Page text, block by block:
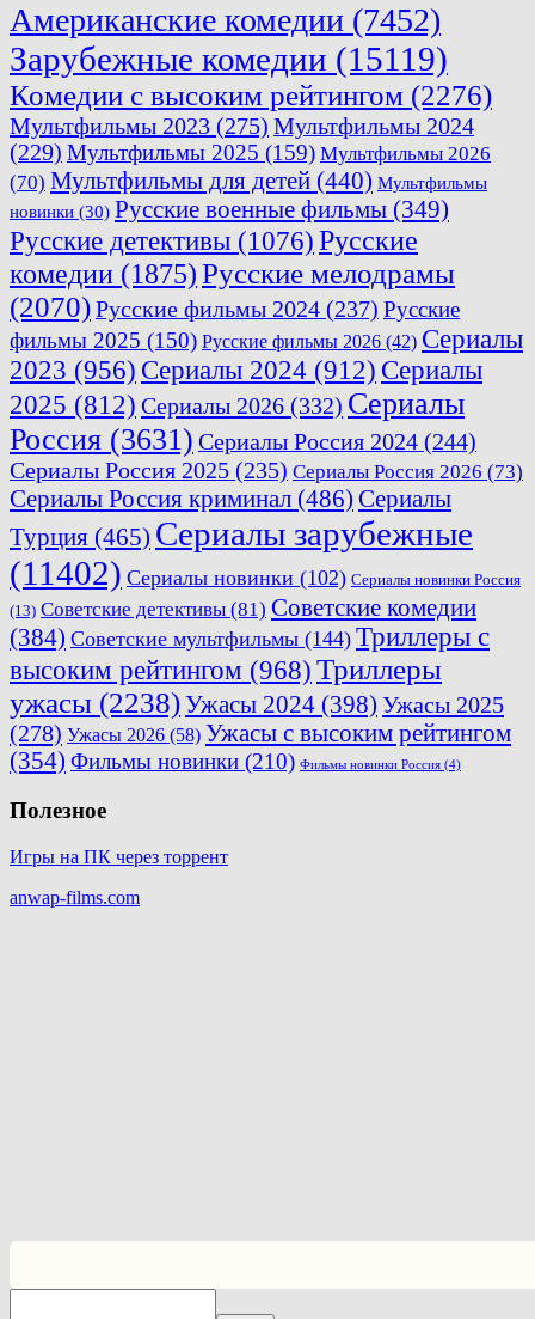
Американские комедии (7452)
Зарубежные комедии (15119)
Комедии с высоким рейтингом (2276)
Мультфильмы 2023 (275) Мультфильмы 2024
(229) Мультфильмы 2025 (159) Мультфильмы 2026
(70) Мультфильмы для детей (440) Мультфильмы
новинки (30) Русские военные фильмы (349)
Русские детективы (1076)Русские
комедии (1875)Русские мелодрамы
(2070)Русские фильмы 2024 (237) Русские
фильмы 2025 (150) Русские фильмы 2026 (42) Сериалы
2023 (956) Сериалы 2024 (912) Сериалы
2025 (812) Сериалы 2026 (332) Сериалы
Россия (3631) Сериалы Россия 2024 (244)
Сериалы Россия 2025 (235) Сериалы Россия 2026 (73)
Сериалы Россия криминал (486) Сериалы
Турция (465) Сериалы зарубежные
(11402) Сериалы новинки (102) Сериалы новинки Россия
(13) Советские детективы (81) Советские комедии
(384) Советские мультфильмы (144) Триллеры с
высоким рейтингом (968) Триллеры
ужасы (2238)Ужасы 2024 (398) Ужасы 2025
(278) Ужасы 2026 (58) Ужасы с высоким рейтингом
(354) Фильмы новинки (210) Фильмы новинки Россия (4)
Полезное
Игры на ПК через торрент
anwap-films.com